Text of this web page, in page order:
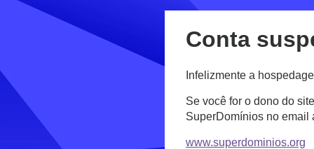
Conta
Infelizmente a
Se você for o dono do
SuperDomínios no email
www.superdominios.org